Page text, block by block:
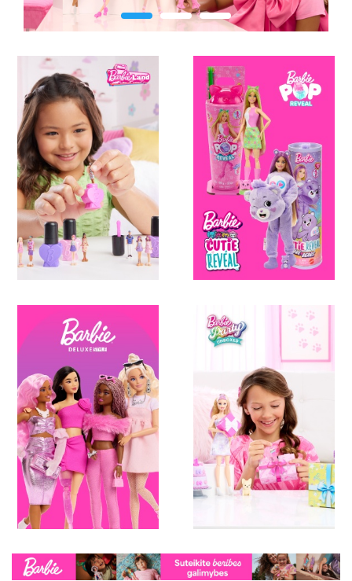
Barbių kolekcija labai šiuolaikiška – skatinanti
toleranciją ir pasaulietišką požiūrį – lėlės įvairių